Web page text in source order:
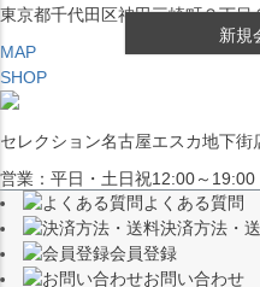
東京都千代田区神田三崎町２丁目
MAP
SHOP
セレクション名古屋エスカ地下街
営業：平日・土日祝12:00～19:00
（※15:00～16:00はメンテナンス
〒453-0015
愛知県名古屋市中村区椿町６−９先
新規
よくある質問
決済方法・
会員登録
お問い合わせ